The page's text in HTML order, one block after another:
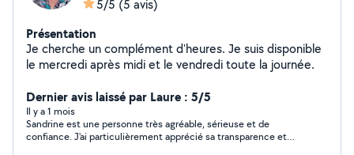
5/5 (5 avis)
Présentation
Je cherche un complément d'heures. Je suis disponible
le mercredi après midi et le vendredi toute la journée.
Dernier avis laissé par Laure : 5/5
Il y a 1 mois
Sandrine est une personne très agréable, sérieuse et de
confiance. J'ai particulièrement apprécié sa transparence et